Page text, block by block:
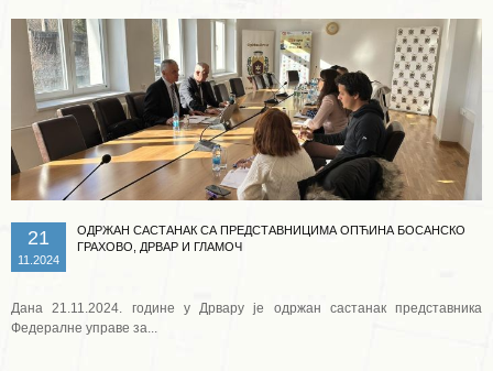
21
11.2024
ОДРЖАН САСТАНАК СА ПРЕДСТАВНИЦИМА ОПЋИНА БОСАНСКО
ГРАХОВО, ДРВАР И ГЛАМОЧ
Дана 21.11.2024. године у Дрвару је одржан састанак представника
Федералне управе за...